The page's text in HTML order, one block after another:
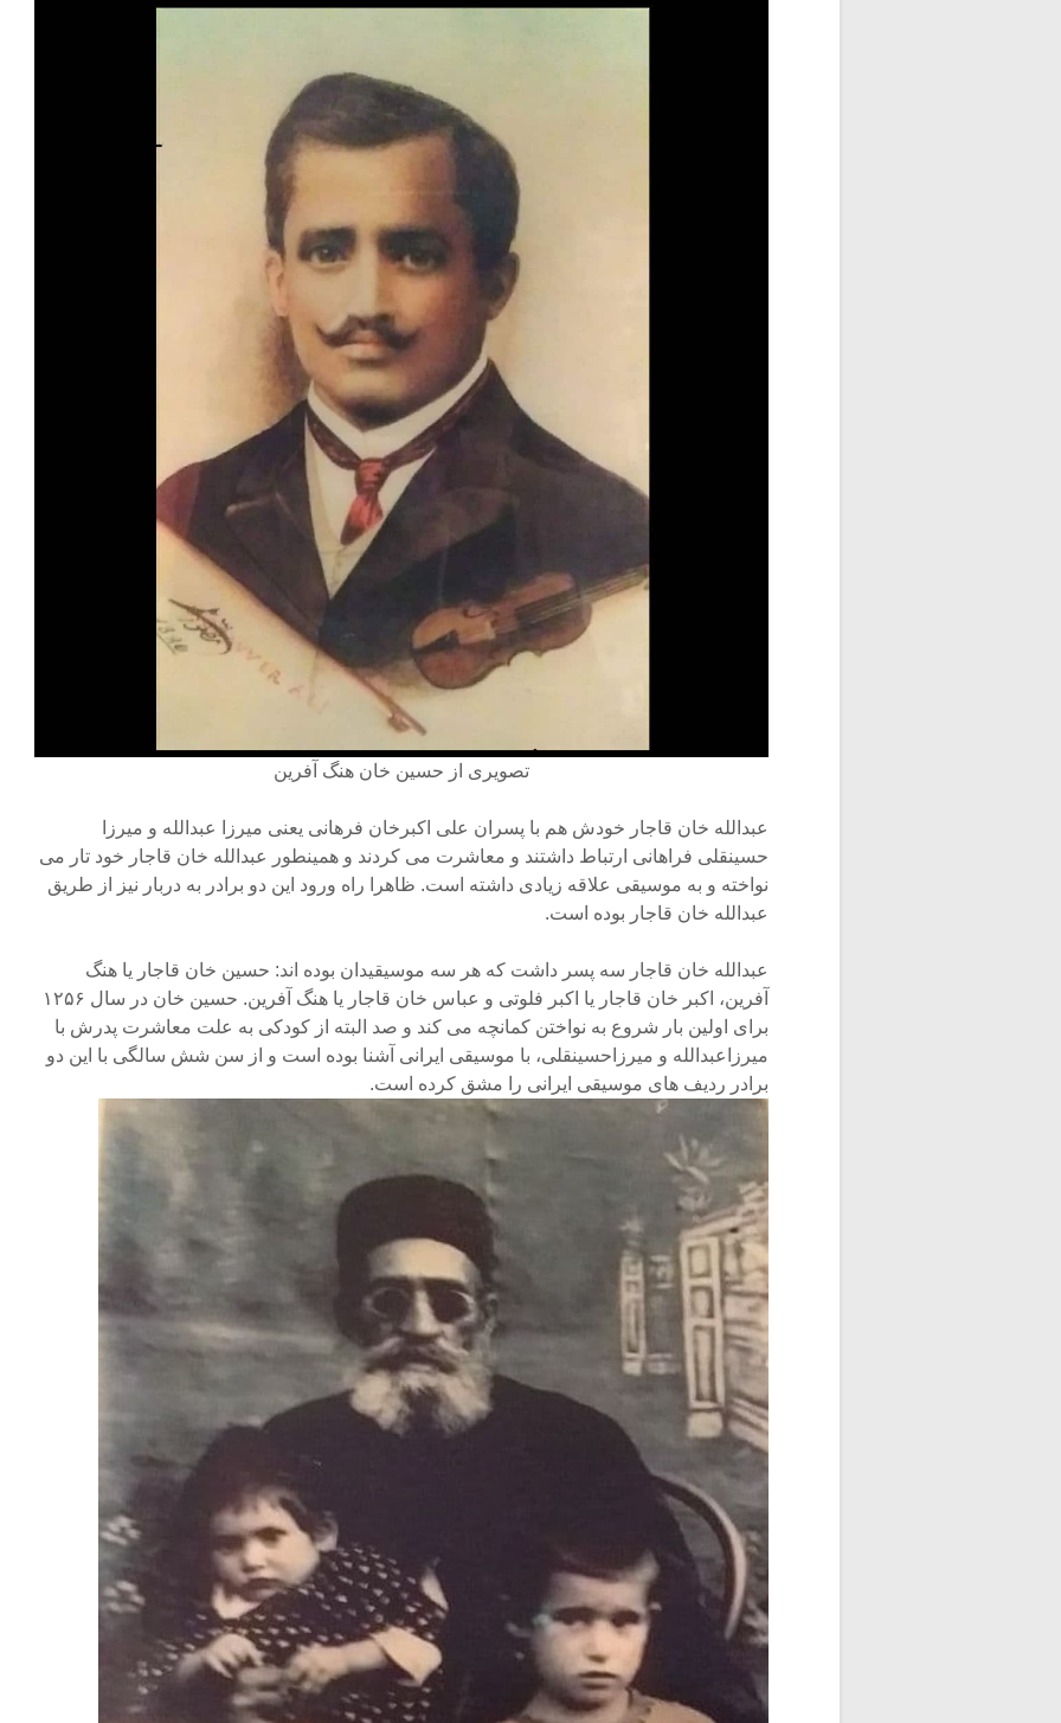
تصویری از حسین خان هنگ آفرین
عبدالله خان قاجار خودش هم با پسران علی اکبرخان فرهانی یعنی میرزا عبدالله و میرزا
حسینقلی فراهانی ارتباط داشتند و معاشرت می کردند و همینطور عبدالله خان قاجار خود تار می
نواخته و به موسیقی علاقه زیادی داشته است. ظاهرا راه ورود این دو برادر به دربار نیز از طریق
عبدالله خان قاجار بوده است.
عبدالله خان قاجار سه پسر داشت که هر سه موسیقیدان بوده اند: حسین خان قاجار یا هنگ
آفرین، اکبر خان قاجار یا اکبر فلوتی و عباس خان قاجار یا هنگ آفرین. حسین خان در سال ۱۲۵۶
برای اولین بار شروع به نواختن کمانچه می کند و صد البته از کودکی به علت معاشرت پدرش با
میرزاعبدالله و میرزاحسینقلی، با موسیقی ایرانی آشنا بوده است و از سن شش سالگی با این دو
برادر ردیف های موسیقی ایرانی را مشق کرده است.